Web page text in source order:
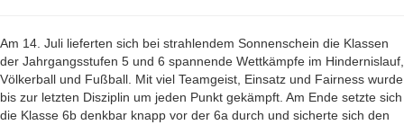
Am 14. Juli lieferten sich bei strahlendem Sonnenschein die Klassen
der Jahrgangsstufen 5 und 6 spannende Wettkämpfe im Hindernislauf,
Völkerball und Fußball. Mit viel Teamgeist, Einsatz und Fairness wurde
bis zur letzten Disziplin um jeden Punkt gekämpft. Am Ende setzte sich
die Klasse 6b denkbar knapp vor der 6a durch und sicherte sich den